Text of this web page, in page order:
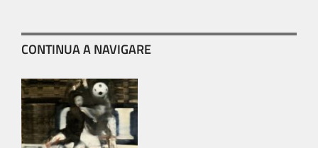
CONTINUA A NAVIGARE